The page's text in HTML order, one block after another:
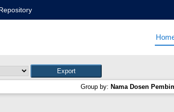
Group by: Nama Dosen